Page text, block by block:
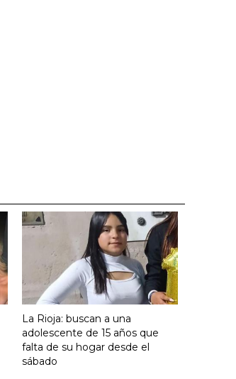
La Rioja: buscan a una
adolescente de 15 años que
falta de su hogar desde el
sábado